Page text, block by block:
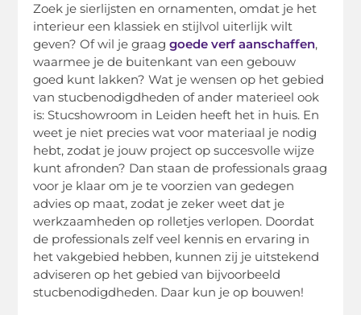
Zoek je sierlijsten en ornamenten, omdat je het
interieur een klassiek en stijlvol uiterlijk wilt
geven? Of wil je graaggoede verf aanschaffen,
waarmee je de buitenkant van een gebouw
goed kunt lakken? Wat je wensen op het gebied
van stucbenodigdheden of ander materieel ook
is: Stucshowroom in Leiden heeft het in huis. En
weet je niet precies wat voor materiaal je nodig
hebt, zodat je jouw project op succesvolle wijze
kunt afronden? Dan staan de professionals graag
voor je klaar om je te voorzien van gedegen
advies op maat, zodat je zeker weet dat je
werkzaamheden op rolletjes verlopen. Doordat
de professionals zelf veel kennis en ervaring in
het vakgebied hebben, kunnen zij je uitstekend
adviseren op het gebied van bijvoorbeeld
stucbenodigdheden. Daar kun je op bouwen!